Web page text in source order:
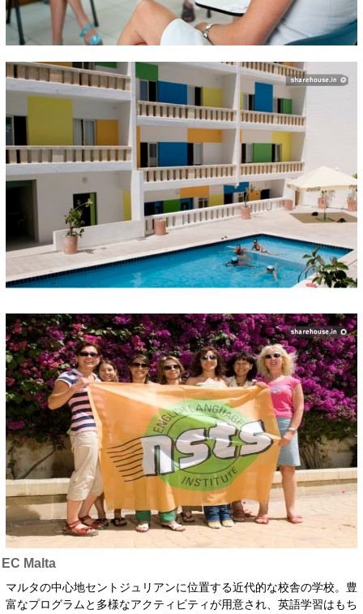
EC Malta
マルタの中心地セントジュリアンに位置する近代的な校舎の学校。豊
富なプログラムと多様なアクティビティが用意され、英語学習はもち